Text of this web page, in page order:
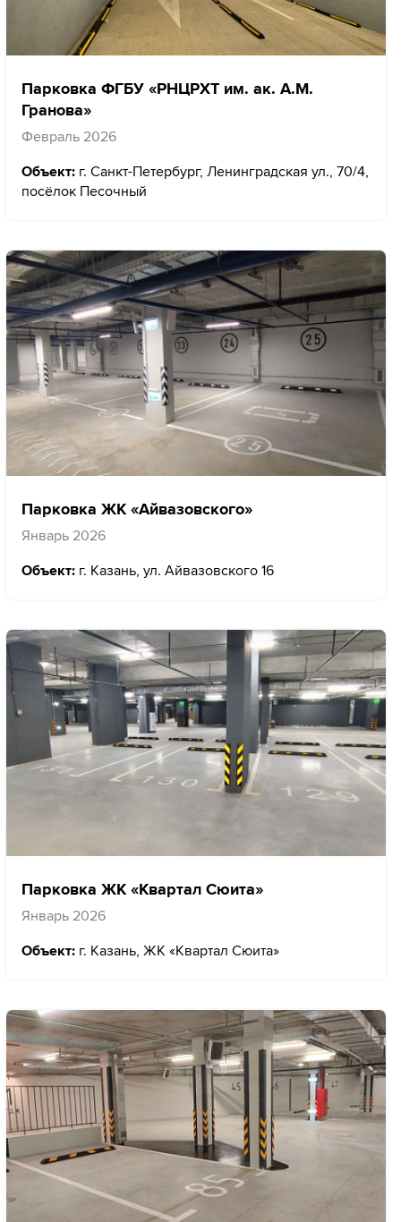
Парковка ФГБУ «РНЦРХТ им. ак. А.М.
Гранова»
Февраль 2026
Объект: г. Санкт-Петербург, Ленинградская ул., 70/4,
посёлок Песочный
Парковка ЖК «Айвазовского»
Январь 2026
Объект: г. Казань, ул. Айвазовского 16
Парковка ЖК «Квартал Сюита»
Январь 2026
Объект: г. Казань, ЖК «Квартал Сюита»